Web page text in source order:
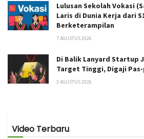
Lulusan Sekolah Vokasi
Laris di Dunia Kerja dari
Berketerampilan
7 AGUSTUS 2026
Di Balik Lanyard Startup
Target Tinggi, Digaji
3 AGUSTUS 2026
Video Terbaru